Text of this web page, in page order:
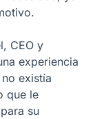
CEO y
experiencia
existía
que le
su